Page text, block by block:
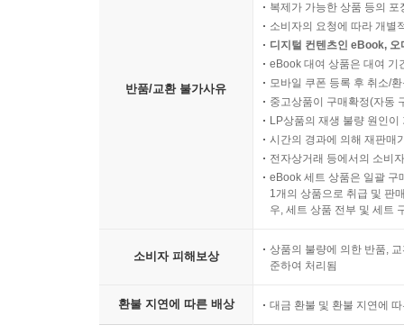
반품/교환 불가사유
복제가 가능한 상품 등의
소비자의 요청에 따라 개별
디지털 컨텐츠인 eBook,
eBook 대여 상품은 대여 기
모바일 쿠폰 등록 후 취소/
중고상품이 구매확정(자동
LP상품의 재생 불량 원인
시간의 경과에 의해 재판매
전자상거래 등에서의 소비
eBook 세트 상품은 일괄 구
1개의 상품으로 취급 및 판
우, 세트 상품 전부 및 세트
소비자 피해보상
상품의 불량에 의한 반품,
준하여 처리됨
환불 지연에 따른 배상 대금 환불 및 환불 지연에